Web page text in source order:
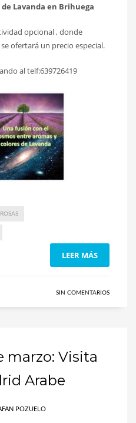
Lavanda en Brihuega
opcional , donde
ofertará un precio especial.
al telf:639726419
LEER MÁS
SIN COMENTARIOS
marzo: Visita
Arabe
POZUELO